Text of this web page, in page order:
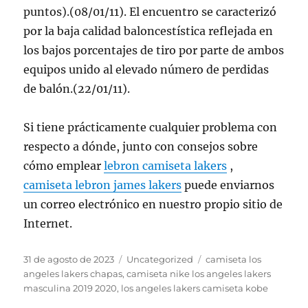
puntos).(08/01/11). El encuentro se caracterizó
por la baja calidad baloncestística reflejada en
los bajos porcentajes de tiro por parte de ambos
equipos unido al elevado número de perdidas
de balón.(22/01/11).
Si tiene prácticamente cualquier problema con
respecto a dónde, junto con consejos sobre
cómo emplearlebron camiseta lakers ,
camiseta lebron james lakers puede enviarnos
un correo electrónico en nuestro propio sitio de
Internet.
Publicado
el
31 de agosto de 2023 Categorías
Uncategorized Etiquetas
camiseta los
angeles lakers chapas,camiseta nike los angeles lakers
masculina 2019 2020, los angeles lakers camiseta kobe